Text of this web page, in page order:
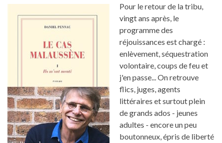
Pour le retour de la tribu,
vingt ans après, le
programme des
réjouissances est chargé :
enlèvement, séquestration
volontaire, coups de feu et
j'en passe... On retrouve
flics, juges, agents
littéraires et surtout plein
de grands ados - jeunes
adultes - encore un peu
boutonneux, épris de liberté